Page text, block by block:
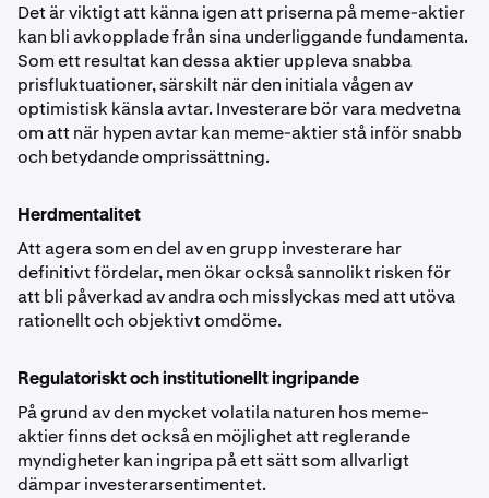
Det är viktigt att känna igen att priserna på meme-aktier
kan bli avkopplade från sina underliggande fundamenta.
Som ett resultat kan dessa aktier uppleva snabba
prisfluktuationer, särskilt när den initiala vågen av
optimistisk känsla avtar. Investerare bör vara medvetna
om att när hypen avtar kan meme-aktier stå inför snabb
och betydande omprissättning.
Herdmentalitet
Att agera som en del av en grupp investerare har
definitivt fördelar, men ökar också sannolikt risken för
att bli påverkad av andra och misslyckas med att utöva
rationellt och objektivt omdöme.
Regulatoriskt och institutionellt ingripande
På grund av den mycket volatila naturen hos meme-
aktier finns det också en möjlighet att reglerande
myndigheter kan ingripa på ett sätt som allvarligt
dämpar investerarsentimentet.